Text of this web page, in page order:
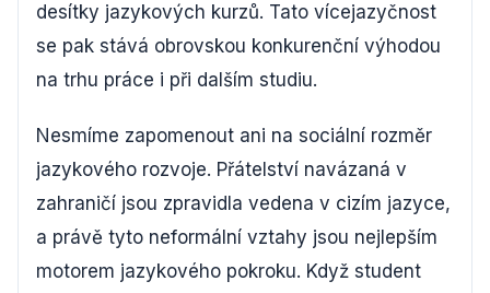
desítky jazykových kurzů. Tato vícejazyčnost
se pak stává obrovskou konkurenční výhodou
na trhu práce i při dalším studiu.
Nesmíme zapomenout ani na sociální rozměr
jazykového rozvoje. Přátelství navázaná v
zahraničí jsou zpravidla vedena v cizím jazyce,
a právě tyto neformální vztahy jsou nejlepším
motorem jazykového pokroku. Když student